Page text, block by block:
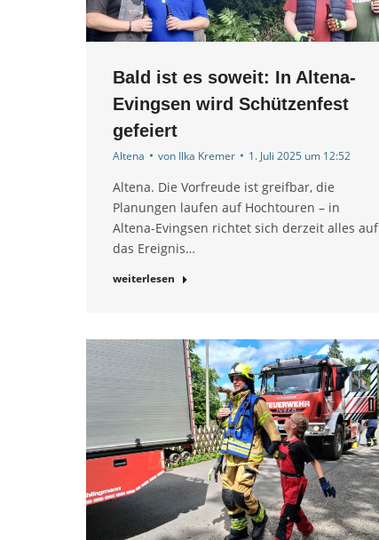
Bald ist es soweit: In Altena-
Evingsen wird Schützenfest
gefeiert
Altena von Ilka Kremer 1. Juli 2025 um 12:52
Altena. Die Vorfreude ist greifbar, die
Planungen laufen auf Hochtouren – in
Altena-Evingsen richtet sich derzeit alles auf
das Ereignis…
weiterlesen